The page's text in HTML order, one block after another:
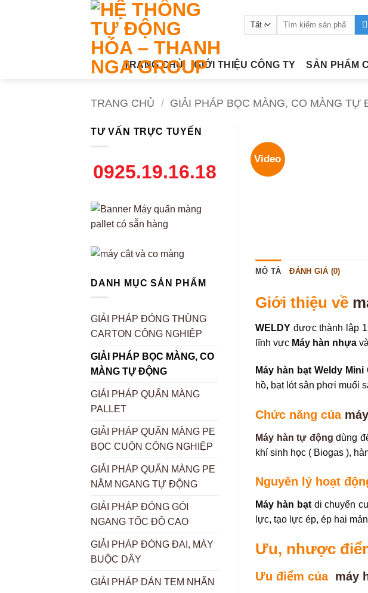
Tìm
TRANG CHỦ GIỚI THIỆU CÔNG TY SẢN PHẨM
TRANG CHỦ / GIẢI PHÁP BỌC MÀNG, CO MÀNG TỰ
TƯ VẤN TRỰC TUYẾN
0925.19.16.18
DANH MỤC SẢN PHẨM
GIẢI PHÁP ĐÓNG THÙNG
CARTON CÔNG NGHIỆP
GIẢI PHÁP BỌC MÀNG, CO
MÀNG TỰ ĐỘNG
GIẢI PHÁP QUẤN MÀNG
PALLET
GIẢI PHÁP QUẤN MÀNG PE
BỌC CUỘN CÔNG NGHIỆP
GIẢI PHÁP QUẤN MÀNG PE
NẰM NGANG TỰ ĐỘNG
GIẢI PHÁP ĐÓNG GÓI
NGANG TỐC ĐỘ CAO
GIẢI PHÁP ĐÓNG ĐAI, MÁY
BUỘC DÂY
GIẢI PHÁP DÁN TEM NHÃN
Video
MÔ TẢ ĐÁNH GIÁ (0)
Giới thiệu về
WELDY được thành lập
lĩnh vực Máy hàn nhựa và
Máy hàn bạt Weldy Mini
hồ, bạt lót sân phơi muối
Chức năng của
Máy hàn tự động dùng
khí sinh học ( Biogas ),
Nguyên lý hoạt
Máy hàn bạtdi chuyển
lực, tạo lực ép, ép hai
Ưu, nhược
Ưu điểm của máy